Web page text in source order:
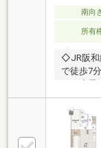
南向
所有
◇JR阪和
で徒歩7
月16日（
中はご
たお問
時より